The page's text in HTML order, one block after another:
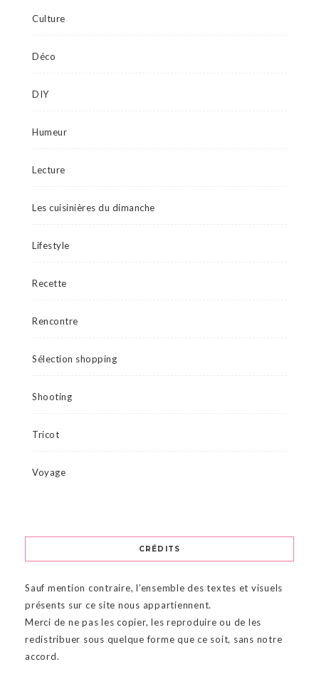
Culture
Déco
DIY
Humeur
Lecture
Les cuisinières du dimanche
Lifestyle
Recette
Rencontre
Sélection shopping
Shooting
Tricot
Voyage
CRÉDITS
Sauf mention contraire, l’ensemble des textes et visuels
présents sur ce site nous appartiennent.
Merci de ne pas les copier, les reproduire ou de les
redistribuer sous quelque forme que ce soit, sans notre
accord.